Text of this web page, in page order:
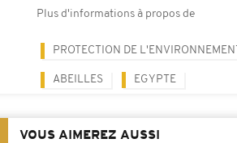
Plus d'informations à propos de
PROTECTION DE L'ENVIRONNEMENT
ABEILLES EGYPTE
VOUS AIMEREZ AUSSI